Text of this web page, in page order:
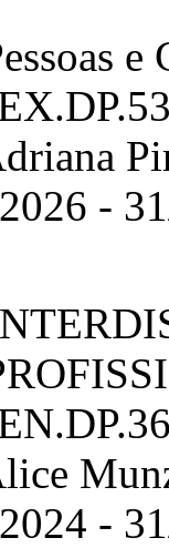
e
-
-